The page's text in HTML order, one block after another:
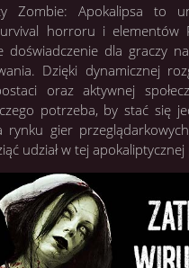
Zombie: Apokalipsa to
horroru i elementów
doświadczenie dla graczy
Dzięki dynamicznej
oraz aktywnej
potrzeba, by stać się
rynku gier
udział w tej